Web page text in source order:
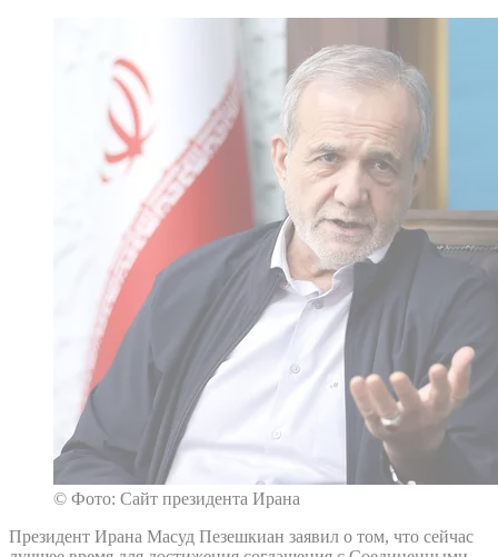
© Фото: Сайт президента Ирана
Президент Ирана Масуд Пезешкиан заявил о том, что сейчас